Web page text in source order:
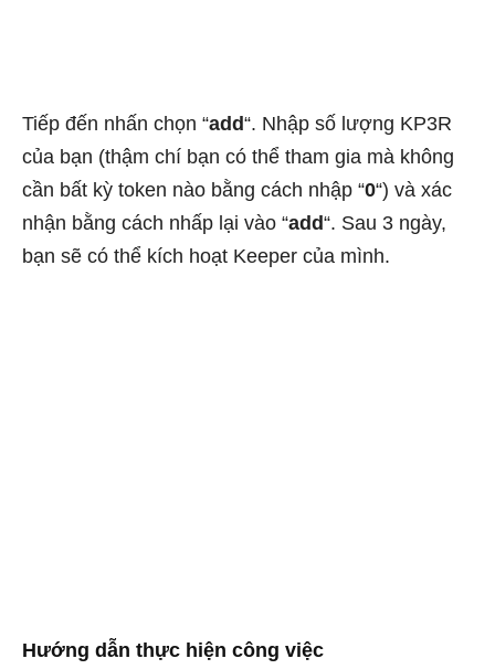
Tiếp đến nhấn chọn “add“. Nhập số lượng KP3R
của bạn (thậm chí bạn có thể tham gia mà không
cần bất kỳ token nào bằng cách nhập “0“) và xác
nhận bằng cách nhấp lại vào “add“. Sau 3 ngày,
bạn sẽ có thể kích hoạt Keeper của mình.
Hướng dẫn thực hiện công việc